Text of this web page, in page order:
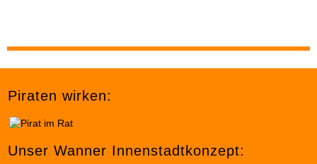
Piraten wirken:
Unser Wanner Innenstadtkonzept: